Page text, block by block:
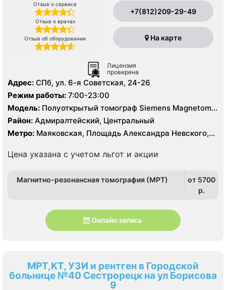
Отзыв о сервисе
Отзыв о врачах
Отзыв об оборудовании
+7(812)209-29-49
На карте
Лицензия
проверена
Адрес: СПб, ул. 6-я Советская, 24-26
Режим работы: 7:00-23:00
Модель: Полуоткрытый томограф Siemens Magnetom
Vida 3T, Закрытый томограф Siemens Magnetom
Essenza 1.5 Тесла, КТ Siemens Sensation 16 срезов
Район: Адмиралтейский, Центральный
Метро: Маяковская, Площадь Александра Невского,
Цена указана с учетом льгот и акции
Магнитно-резонансная томография (МРТ)
от 5700
p.
Онлайн запись
МРТ,КТ, УЗИ и рентген в Городской
больнице №40 Сестрорецк на ул Борисова
9